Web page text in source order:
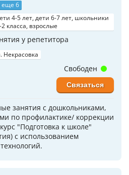
еще 6
4-5 лет, дети 6-7 лет, школьники
2 класса, взрослые
у репетитора
Некрасовка
занятия с дошкольниками,
по профилактике/ коррекции
"Подготовка к школе"
с использованием
Свободен
Связаться